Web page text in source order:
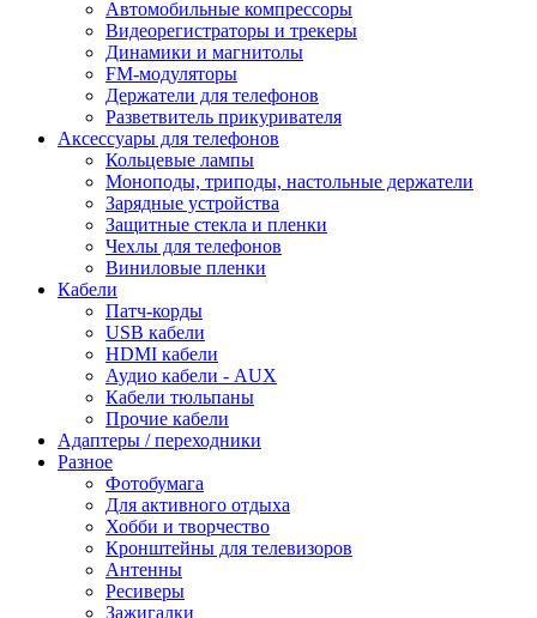
Автомобильные компрессоры
Видеорегистраторы и трекеры
Динамики и магнитолы
FM-модуляторы
Держатели для телефонов
Разветвитель прикуривателя
Аксессуары для телефонов
Кольцевые лампы
Моноподы, триподы, настольные держатели
Зарядные устройства
Защитные стекла и пленки
Чехлы для телефонов
Виниловые пленки
Кабели
Патч-корды
USB кабели
HDMI кабели
Аудио кабели - AUX
Кабели тюльпаны
Прочие кабели
Адаптеры / переходники
Разное
Фотобумага
Для активного отдыха
Хобби и творчество
Кронштейны для телевизоров
Антенны
Ресиверы
Зажигалки